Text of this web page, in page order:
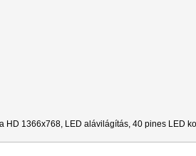
HD 1366x768, LED alávilágítás, 40 pines LED